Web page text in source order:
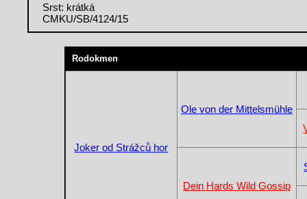
Srst: krátká
CMKU/SB/4124/15
Rodokmen
Joker od Strážců hor
Ole von der Mittelsmühle
Dein Hards Wild Gossip